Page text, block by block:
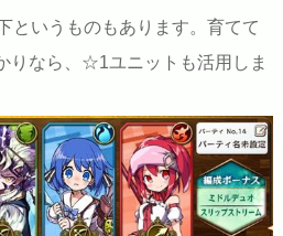
いうものもあります。育てて
りなら、☆1ユニットも活用しま